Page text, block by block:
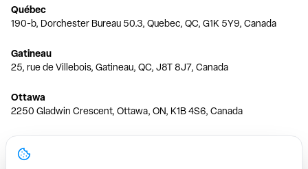
Québec
190-b, Dorchester Bureau 50.3, Quebec, QC, G1K 5Y9, Canada
Gatineau
25, rue de Villebois, Gatineau, QC, J8T 8J7, Canada
Ottawa
2250 Gladwin Crescent, Ottawa, ON, K1B 4S6, Canada
Toronto
150 Ferrand Dr, 6th Floor, Toronto, ON, M3C 3E5, Canada